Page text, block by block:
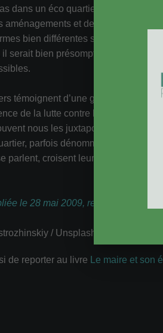
dans un éco quartier exactement
aménagements et des services,
bien différentes selon les
serait bien présomptueux d’en
témoignent d’une grande
de la lutte contre l’effet de
nous les juxtaposons, au lieu
parfois dénommés
quartier
parlent, croisent leurs
le 28 mai 2009, revue le 1er
/ Unsplash
de reporter au livre Le maire et son